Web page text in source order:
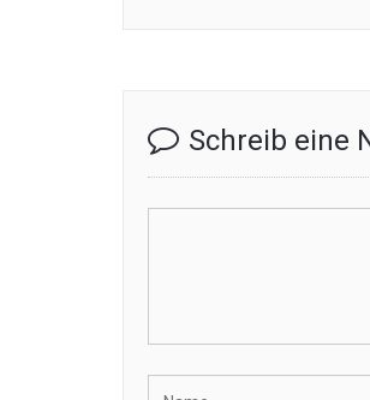
Schreib eine